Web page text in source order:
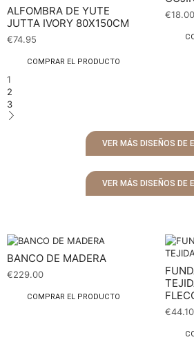
ALFOMBRA DE YUTE
JUTTA IVORY 80X150CM
€74.95
COMPRAR EL PRODUCTO
€18.00
1
2
3
VER MÁS DISEÑOS DE
VER MÁS DISEÑOS DE
BANCO DE MADERA
€229.00
COMPRAR EL PRODUCTO
€44.10